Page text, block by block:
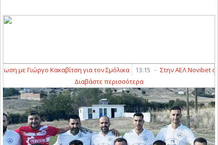
με Γιώργο Κακαβίτση για τον Σμόλικα 13:15 - Στην ΑΕΛ Novibet ο
Διαβάστε περισσότερα